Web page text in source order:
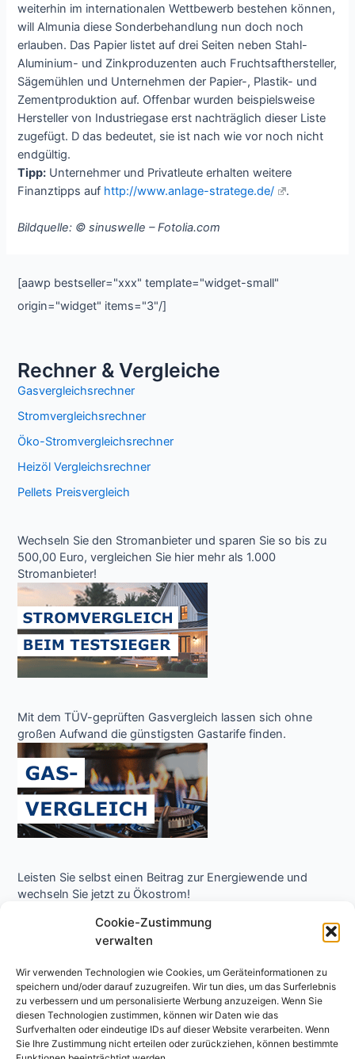
Cookie-Zustimmung
verwalten
Wir verwenden Technologien wie Cookies, um Geräteinformationen zu
speichern und/oder darauf zuzugreifen. Wir tun dies, um das Surferlebnis
zu verbessern und um personalisierte Werbung anzuzeigen. Wenn Sie
diesen Technologien zustimmen, können wir Daten wie das
Surfverhalten oder eindeutige IDs auf dieser Website verarbeiten. Wenn
Sie Ihre Zustimmung nicht erteilen oder zurückziehen, können bestimmte
weiterhin im internationalen Wettbewerb bestehen können,
will Almunia diese Sonderbehandlung nun doch noch
erlauben. Das Papier listet auf drei Seiten neben Stahl-
Aluminium- und Zinkproduzenten auch Fruchtsafthersteller,
Sägemühlen und Unternehmen der Papier-, Plastik- und
Zementproduktion auf. Offenbar wurden beispielsweise
Hersteller von Industriegase erst nachträglich dieser Liste
zugefügt. D das bedeutet, sie ist nach wie vor noch nicht
endgültig.
Tipp: Unternehmer und Privatleute erhalten weitere
Finanztipps auf http://www.anlage-stratege.de/ .
Bildquelle: © sinuswelle – Fotolia.com
[aawp bestseller="xxx" template="widget-small"
origin="widget" items="3"/]
Rechner & Vergleiche
Gasvergleichsrechner
Stromvergleichsrechner
Öko-Stromvergleichsrechner
Heizöl Vergleichsrechner
Pellets Preisvergleich
Wechseln Sie den Stromanbieter und sparen Sie so bis zu
500,00 Euro, vergleichen Sie hier mehr als 1.000
Stromanbieter!
Mit dem TÜV-geprüften Gasvergleich lassen sich ohne
großen Aufwand die günstigsten Gastarife finden.
Leisten Sie selbst einen Beitrag zur Energiewende und
wechseln Sie jetzt zu Ökostrom!
Copyright © 2026 Niedrigenergie Forum - Energielexikon